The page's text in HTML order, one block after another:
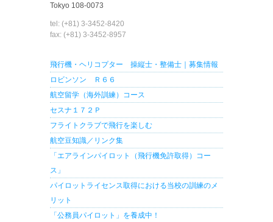
Tokyo 108-0073
tel: (+81) 3-3452-8420
fax: (+81) 3-3452-8957
飛行機・ヘリコプター 操縦士・整備士｜募集情報
ロビンソン Ｒ６６
航空留学（海外訓練）コース
セスナ１７２Ｐ
フライトクラブで飛行を楽しむ
航空豆知識／リンク集
「エアラインパイロット（飛行機免許取得）コー
ス」
パイロットライセンス取得における当校の訓練のメ
リット
「公務員パイロット」を養成中！